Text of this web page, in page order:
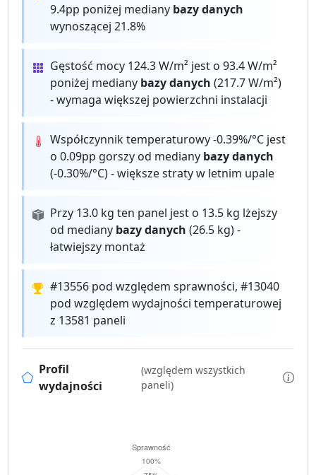
9.4pp poniżej mediany bazy danych
wynoszącej 21.8%
Gęstość mocy 124.3 W/m² jest o 93.4 W/m²
poniżej mediany bazy danych (217.7 W/m²)
- wymaga większej powierzchni instalacji
Współczynnik temperaturowy -0.39%/°C jest
o 0.09pp gorszy od mediany bazy danych
(-0.30%/°C) - większe straty w letnim upale
Przy 13.0 kg ten panel jest o 13.5 kg lżejszy
od mediany bazy danych (26.5 kg) -
łatwiejszy montaż
#13556 pod względem sprawności, #13040
pod względem wydajności temperaturowej
z 13581 paneli
Profil
wydajności
(względem wszystkich
paneli)